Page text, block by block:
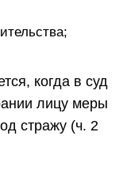
когда в суд
лицу меры
стражу (ч. 2